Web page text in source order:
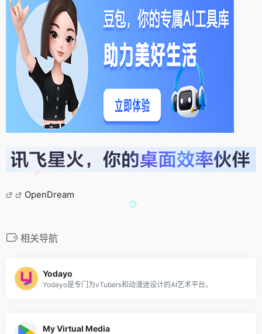
OpenDream
相关导航
Yodayo
Yodayo是专门为vTubers和动漫迷设计的AI艺术平台。
My Virtual Media